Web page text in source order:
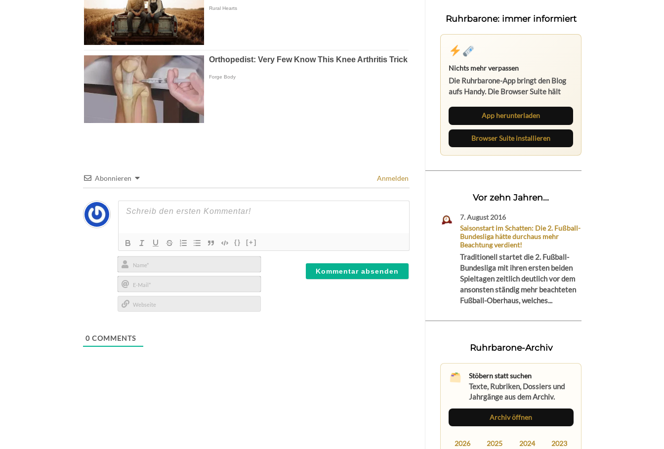
Abonnieren Anmelden
{} [+]
Name*
E-
Mail*
0 COMMENTS
Ruhrbarone: immer informiert
Nichts mehr verpassen
Die Ruhrbarone-App bringt den Blog
aufs Handy. Die Browser Suite hält
App herunterladen
Browser Suite installieren
Vor zehn Jahren...
7. August 2016
Saisonstart im Schatten: Die 2. Fußball-
Bundesliga hätte durchaus mehr
Beachtung verdient!
Traditionell startet die 2. Fußball-
Bundesliga mit ihren ersten beiden
Spieltagen zeitlich deutlich vor dem
ansonsten ständig mehr beachteten
Fußball-Oberhaus, welches...
Ruhrbarone-Archiv
Stöbern statt suchen
Texte, Rubriken, Dossiers und
Jahrgänge aus dem Archiv.
Archiv öffnen
2026 2025 2024 2023